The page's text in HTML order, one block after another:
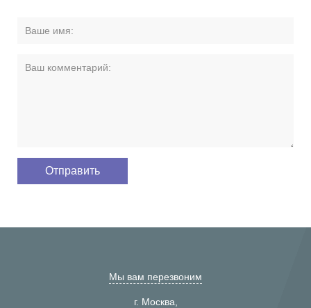
Мы вам перезвоним
г. Москва,